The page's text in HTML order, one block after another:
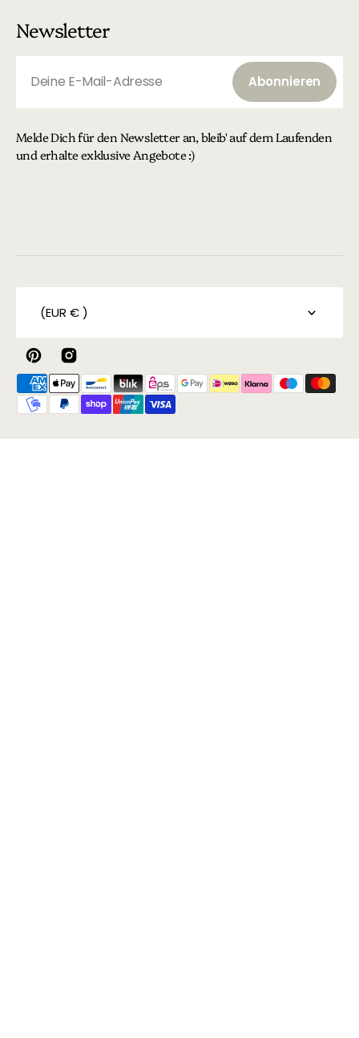
Newsletter
Deine E-Mail-Adresse
Abonnieren
Melde Dich für den Newsletter an, bleib' auf dem Laufenden
und erhalte exklusive Angebote :)
(EUR € )
PinterestInstagram